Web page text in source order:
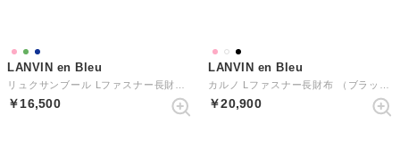
LANVIN en Bleu
リュクサンブール Lファスナー長財布 （ペールピンク）
￥16,500
LANVIN en Bleu
カルノ Lファスナー長財布 （ブラック）
￥20,900